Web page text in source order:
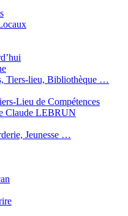
Tiers-lieu, Bibliothèque …
Lieu de Compétences
Claude LEBRUN
Jeunesse …